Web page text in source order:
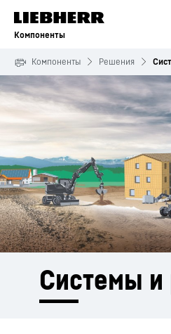
Компоненты
Компоненты Решения
Системы